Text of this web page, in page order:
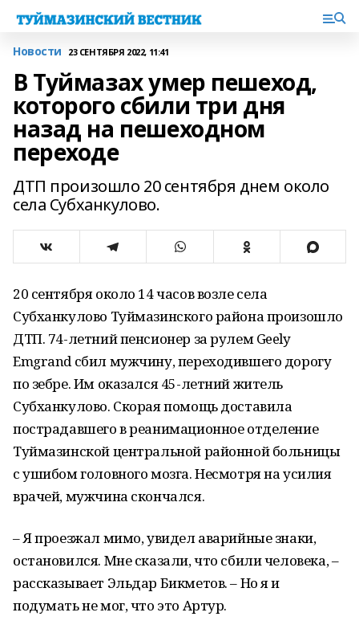
Новости 23 СЕНТЯБРЯ 2022, 11:41
В Туймазах умер пешеход,
которого сбили три дня
назад на пешеходном
переходе
ДТП произошло 20 сентября днем около
села Субханкулово.
20 сентября около 14 часов возле села
Субханкулово Туймазинского района произошло
ДТП. 74-летний пенсионер за рулем Geely
Emgrand сбил мужчину, переходившего дорогу
по зебре. Им оказался 45-летний житель
Субханкулово. Скорая помощь доставила
пострадавшего в реанимационное отделение
Туймазинской центральной районной больницы
с ушибом головного мозга. Несмотря на усилия
врачей, мужчина скончался.
– Я проезжал мимо, увидел аварийные знаки,
остановился. Мне сказали, что сбили человека, –
рассказывает Эльдар Бикметов. – Но я и
подумать не мог, что это Артур.